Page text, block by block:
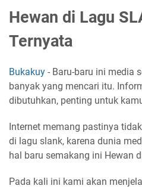
Hewan di Lagu
Ternyata
Bukakuy - Baru-baru ini media
banyak yang mencari itu.
dibutuhkan, penting untuk
Internet memang pastinya
di lagu slank, karena dunia
hal baru semakang ini Hewan
Pada kali ini kami akan